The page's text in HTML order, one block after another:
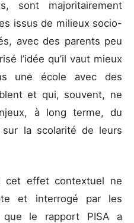
sont majoritairement
issus de milieux socio-
avec des parents peu
l’idée qu’il vaut mieux
une école avec des
et qui, souvent, ne
à long terme, du
sur la scolarité de leurs
cet effet contextuel ne
et interrogé par les
que le rapport PISA a